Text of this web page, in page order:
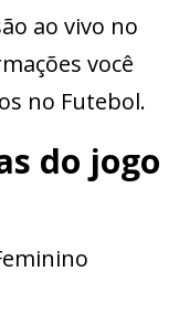
ao vivo no
você
no Futebol.
do jogo